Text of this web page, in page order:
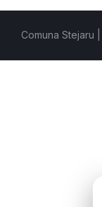
Comuna Stejaru